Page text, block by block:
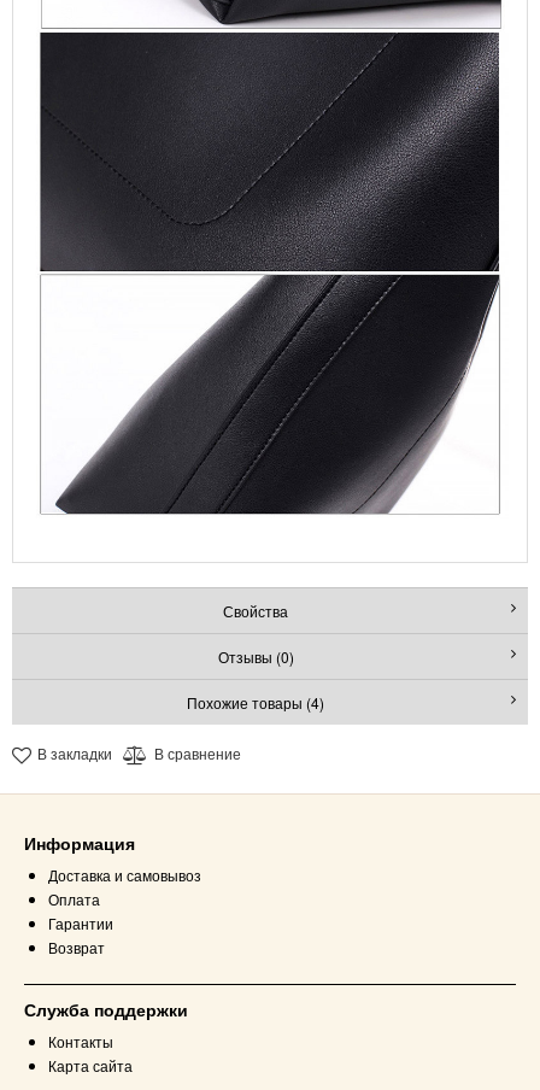
Свойства
Отзывы (0)
Похожие товары (4)
В закладки В сравнение
Информация
Доставка и самовывоз
Оплата
Гарантии
Возврат
Служба поддержки
Контакты
Карта сайта